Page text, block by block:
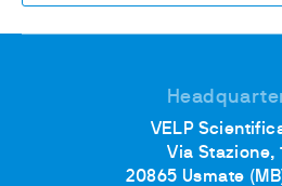
VELP
Via Stazione,
20865 Usmate